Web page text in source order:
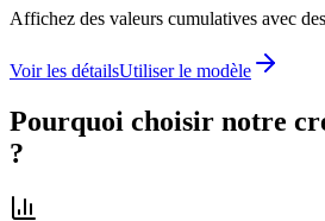
Affichez des valeurs cumulatives avec
Voir les détailsUtiliser le modèle
Pourquoi choisir notre
?